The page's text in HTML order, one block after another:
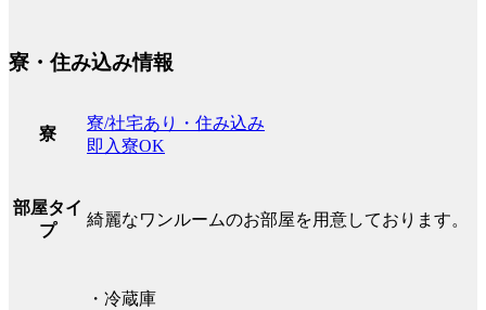
寮・住み込み情報
寮
寮/社宅あり・住み込み
即入寮OK
部屋タイ
プ
綺麗なワンルームのお部屋を用意しております。
・冷蔵庫